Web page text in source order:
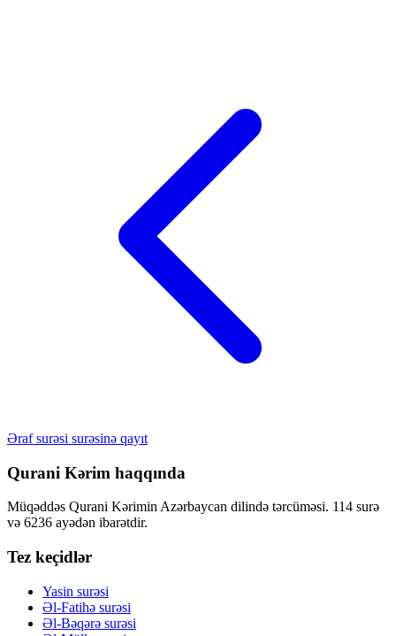
Əraf surəsi surəsinə qayıt
Qurani Kərim haqqında
Müqəddəs Qurani Kərimin Azərbaycan dilində tərcüməsi. 114 surə
və 6236 ayədən ibarətdir.
Tez keçidlər
Yasin surəsi
Əl-Fatihə surəsi
Əl-Bəqərə surəsi